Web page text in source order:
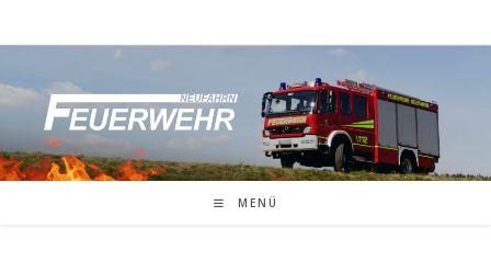
Inhalt
MENÜ